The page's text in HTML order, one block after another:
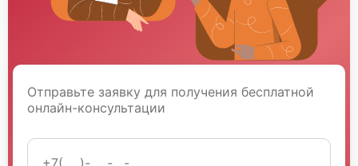
Отправьте заявку для получения бесплатной
онлайн-консультации